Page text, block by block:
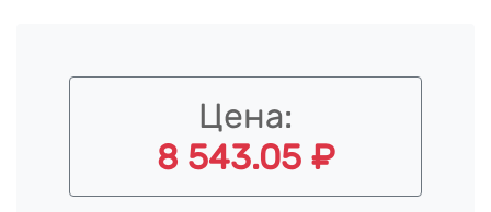
Цена:
8 543.05 ₽